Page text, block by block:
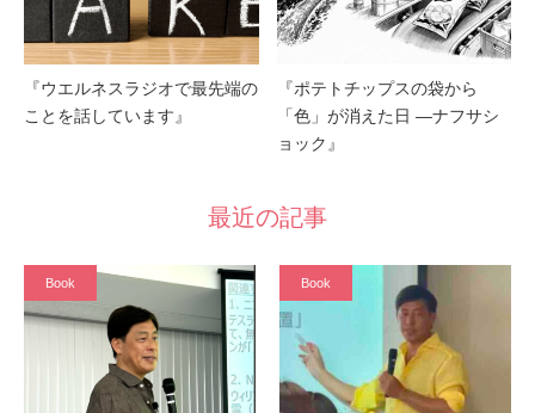
『ウエルネスラジオで最先端の
ことを話しています』
『ポテトチップスの袋から
「色」が消えた日 ―ナフサシ
ョック』
最近の記事
Book Book